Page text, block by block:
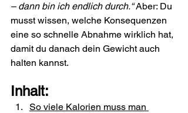
– dann bin ich endlich durch.“ Aber: Du
musst wissen, welche Konsequenzen
eine so schnelle Abnahme wirklich hat,
damit du danach dein Gewicht auch
halten kannst.
Inhalt:
So viele Kalorien muss man